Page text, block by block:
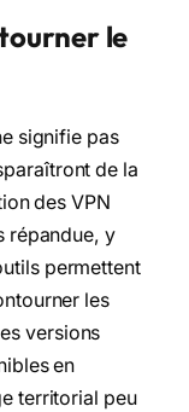
le
signifie pas
de la
des VPN
répandue, y
permettent
les
versions
en
territorial peu